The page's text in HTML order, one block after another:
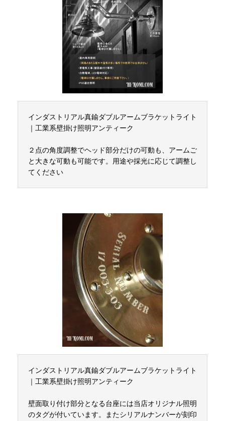
インダストリアル真鍮ダブルアームブラケットライト
｜工業系壁掛け照明アンティーク
２点の角度調整でヘッド部分だけの可動も、アームご
と大きな可動も可能です。用途や採光に応じて調整し
てください
インダストリアル真鍮ダブルアームブラケットライト
｜工業系壁掛け照明アンティーク
壁面取り付け部分となる台座には当店オリジナル照明
のタグが付いています。またシリアルナンバーが刻印